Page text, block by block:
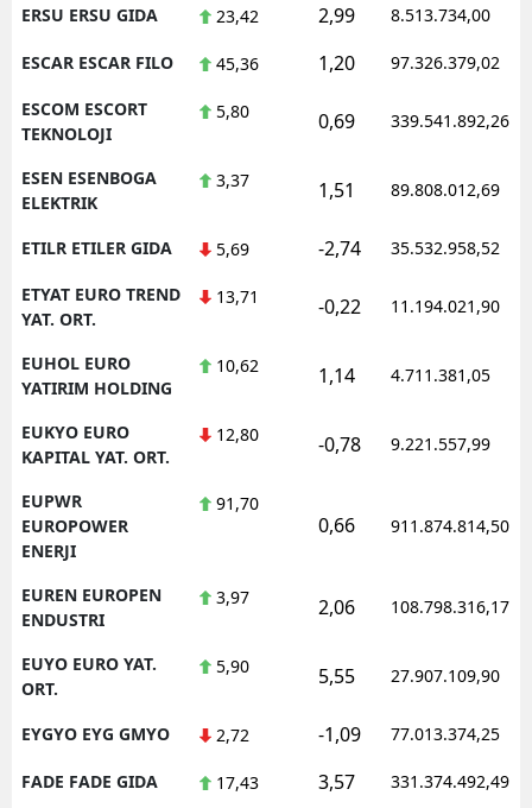
ERSU ERSU GIDA 23,42 2,99 8.513.734,00
ESCAR ESCAR FILO 45,36 1,20 97.326.379,02
ESCOM ESCORT
TEKNOLOJI
5,80 0,69 339.541.892,26
ESEN ESENBOGA
ELEKTRIK
3,37 1,51 89.808.012,69
ETILR ETILER GIDA 5,69 -2,74 35.532.958,52
ETYAT EURO TREND
YAT. ORT.
13,71 -0,22 11.194.021,90
EUHOL EURO
YATIRIM HOLDING
10,62 1,14 4.711.381,05
EUKYO EURO
KAPITAL YAT. ORT.
12,80 -0,78 9.221.557,99
EUPWR
EUROPOWER
ENERJI
91,70
0,66 911.874.814,50
EUREN EUROPEN
ENDUSTRI
3,97 2,06 108.798.316,17
EUYO EURO YAT.
ORT.
5,90 5,55 27.907.109,90
EYGYO EYG GMYO 2,72 -1,09 77.013.374,25
FADE FADE GIDA 17,43 3,57 331.374.492,49